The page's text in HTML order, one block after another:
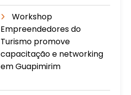
Workshop
Empreendedores do
Turismo promove
capacitação e networking
em Guapimirim